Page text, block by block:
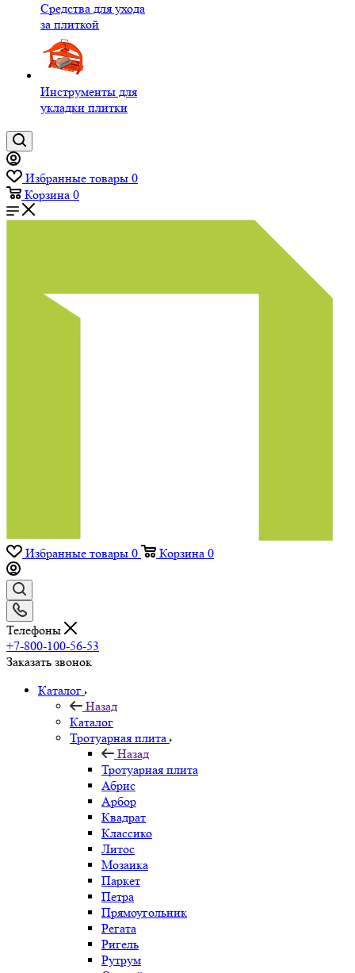
Средства для ухода
за плиткой
Инструменты для
укладки плитки
Избранные товары 0
Корзина 0
Избранные товары 0 Корзина 0
Телефоны
+7-800-100-56-53
Заказать звонок
Каталог
Назад
Каталог
Тротуарная плита
Назад
Тротуарная плита
Абрис
Арбор
Квадрат
Классико
Литос
Мозаика
Паркет
Петра
Прямоугольник
Регата
Ригель
Рутрум